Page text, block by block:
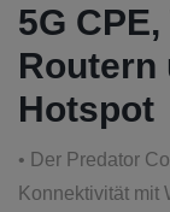
5G
Routern
Hotspot
• Der Predator
Konnektivität mit